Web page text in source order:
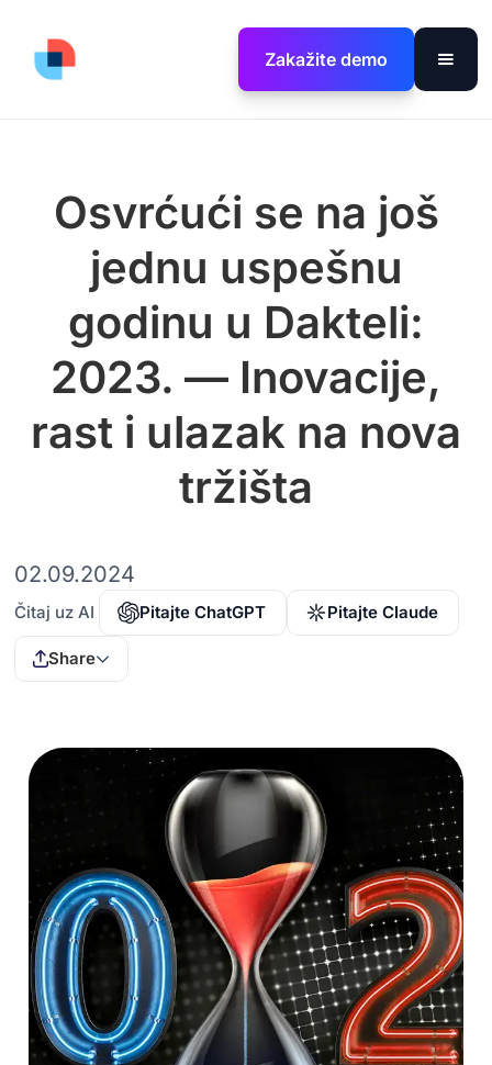
Zakažite demo
Osvrćući se na još
jednu uspešnu
godinu u Dakteli:
2023. — Inovacije,
rast i ulazak na nova
tržišta
02.09.2024
Čitaj uz AI Pitajte ChatGPT Pitajte Claude
Share